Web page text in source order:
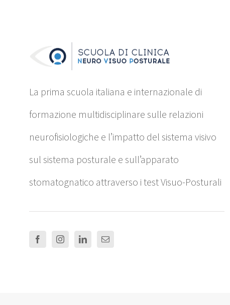
La prima scuola italiana e internazionale di
formazione multidisciplinare sulle relazioni
neurofisiologiche e l’impatto del sistema visivo
sul sistema posturale e sull’apparato
stomatognatico attraverso i test Visuo-Posturali